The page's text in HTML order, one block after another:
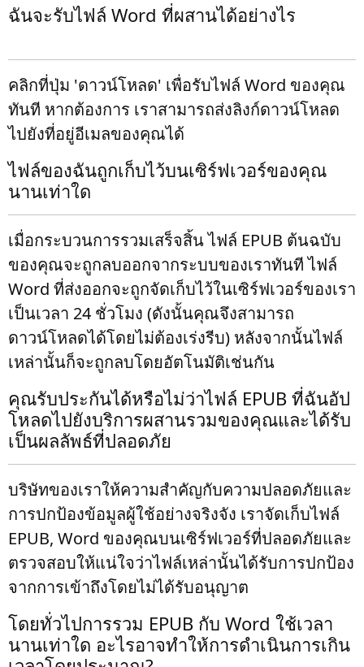
ฉันจะรับไฟล์ Word ที่ผสานได้อย่างไร
คลิกที่ปุ่ม 'ดาวน์โหลด' เพื่อรับไฟล์ Word ของคุณ
ทันที หากต้องการ เราสามารถส่งลิงก์ดาวน์โหลด
ไปยังที่อยู่อีเมลของคุณได้
ไฟล์ของฉันถูกเก็บไว้บนเซิร์ฟเวอร์ของคุณ
นานเท่าใด
เมื่อกระบวนการรวมเสร็จสิ้น ไฟล์ EPUB ต้นฉบับ
ของคุณจะถูกลบออกจากระบบของเราทันที ไฟล์
Word ที่ส่งออกจะถูกจัดเก็บไว้ในเซิร์ฟเวอร์ของเรา
เป็นเวลา 24 ชั่วโมง (ดังนั้นคุณจึงสามารถ
ดาวน์โหลดได้โดยไม่ต้องเร่งรีบ) หลังจากนั้นไฟล์
เหล่านั้นก็จะถูกลบโดยอัตโนมัติเช่นกัน
คุณรับประกันได้หรือไม่ว่าไฟล์ EPUB ที่ฉันอัป
โหลดไปยังบริการผสานรวมของคุณและได้รับ
เป็นผลลัพธ์ที่ปลอดภัย
บริษัทของเราให้ความสำคัญกับความปลอดภัยและ
การปกป้องข้อมูลผู้ใช้อย่างจริงจัง เราจัดเก็บไฟล์
EPUB, Word ของคุณบนเซิร์ฟเวอร์ที่ปลอดภัยและ
ตรวจสอบให้แน่ใจว่าไฟล์เหล่านั้นได้รับการปกป้อง
จากการเข้าถึงโดยไม่ได้รับอนุญาต
โดยทั่วไปการรวม EPUB กับ Word ใช้เวลา
นานเท่าใด อะไรอาจทำให้การดำเนินการเกิน